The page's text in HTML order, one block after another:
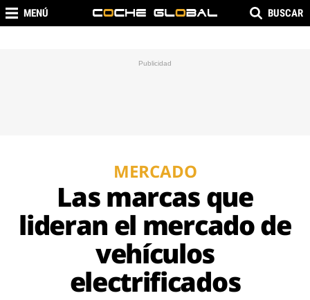
MENÚ BUSCAR
MERCADO
Las marcas que
lideran el mercado de
vehículos
electrificados